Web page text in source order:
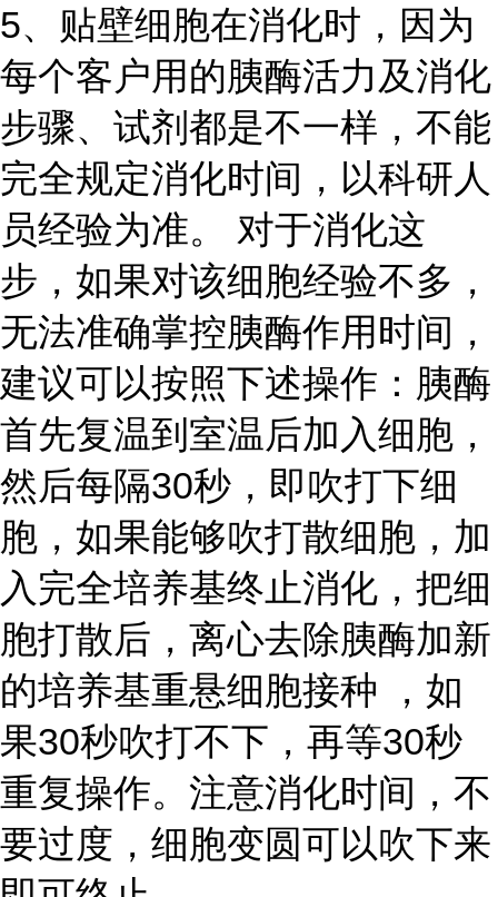
5、贴壁细胞在消化时，因为
每个客户用的胰酶活力及消化
步骤、试剂都是不一样，不能
完全规定消化时间，以科研人
员经验为准。 对于消化这
步，如果对该细胞经验不多，
无法准确掌控胰酶作用时间，
建议可以按照下述操作：胰酶
首先复温到室温后加入细胞，
然后每隔30秒，即吹打下细
胞，如果能够吹打散细胞，加
入完全培养基终止消化，把细
胞打散后，离心去除胰酶加新
的培养基重悬细胞接种 ，如
果30秒吹打不下，再等30秒
重复操作。注意消化时间，不
要过度，细胞变圆可以吹下来